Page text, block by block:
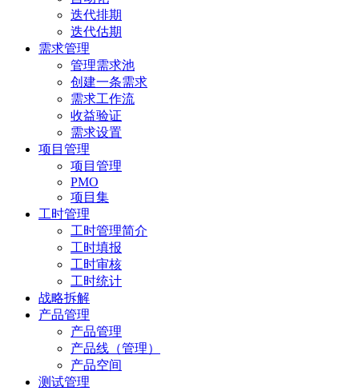
迭代排期
迭代估期
需求管理
管理需求池
创建一条需求
需求工作流
收益验证
需求设置
项目管理
项目管理
PMO
项目集
工时管理
工时管理简介
工时填报
工时审核
工时统计
战略拆解
产品管理
产品管理
产品线（管理）
产品空间
测试管理